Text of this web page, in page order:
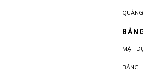
MẶT
BẢNG